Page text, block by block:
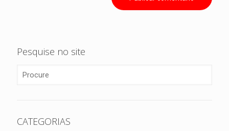
Pesquise no site
CATEGORIAS